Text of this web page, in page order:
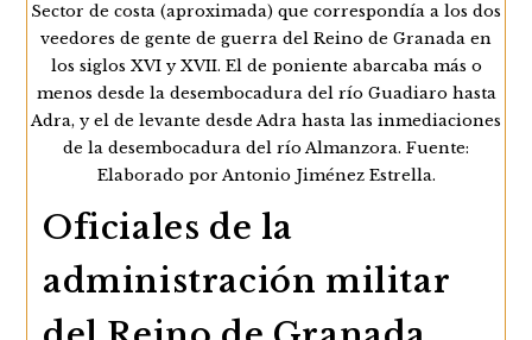
Reino
De
Granada
Y
El
Fuero
(s.
XVI)
Sector de costa (aproximada) que correspondía a los dos
veedores de gente de guerra del Reino de Granada en
los siglos XVI y XVII. El de poniente abarcaba más o
menos desde la desembocadura del río Guadiaro hasta
Adra, y el de levante desde Adra hasta las inmediaciones
de la desembocadura del río Almanzora. Fuente:
Elaborado por Antonio Jiménez Estrella.
Oficiales de la
administración militar